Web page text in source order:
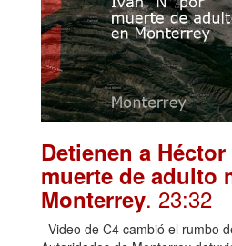
Detienen a
muerte de adulto
Monterrey. 23:32
Video de C4 cambió el rumbo